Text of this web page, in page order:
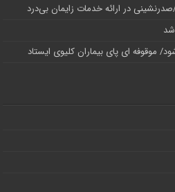
موقوفه ای پای بیماران کلیوی ایستاد